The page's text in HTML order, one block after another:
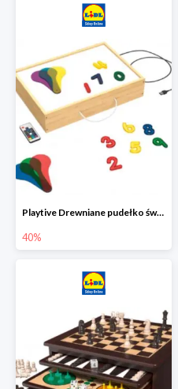
Playtive Drewniane pudełko świetlne MONTESSORI
40%